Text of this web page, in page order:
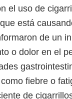
el uso de
está
de un
o dolor en el
fiebre o
de